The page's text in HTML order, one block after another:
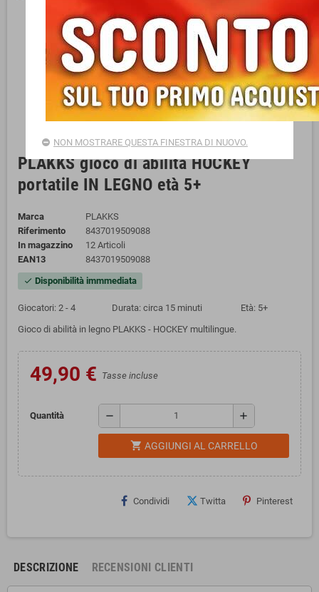
PLAKKS gioco di abilità HOCKEY
portatile IN LEGNO età 5+
Marca
PLAKKS
Riferimento
8437019509088
In magazzino
12 Articoli
EAN13
8437019509088
check Disponibilità immmediata
Giocatori: 2 - 4 Durata: circa 15 minuti Età: 5+
Gioco di abilità in legno PLAKKS - HOCKEY multilingue.
49,90 € Tasse incluse
Quantità remove add
shopping_cart AGGIUNGI AL CARRELLO
Condividi Twitta Pinterest
DESCRIZIONE RECENSIONI CLIENTI
NON MOSTRARE QUESTA FINESTRA DI NUOVO.